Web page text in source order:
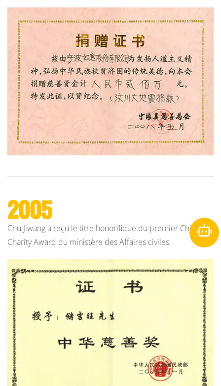
2005
Chu Jiwang a reçu le titre honorifique du premier China
Charity Award du ministère des Affaires civiles.